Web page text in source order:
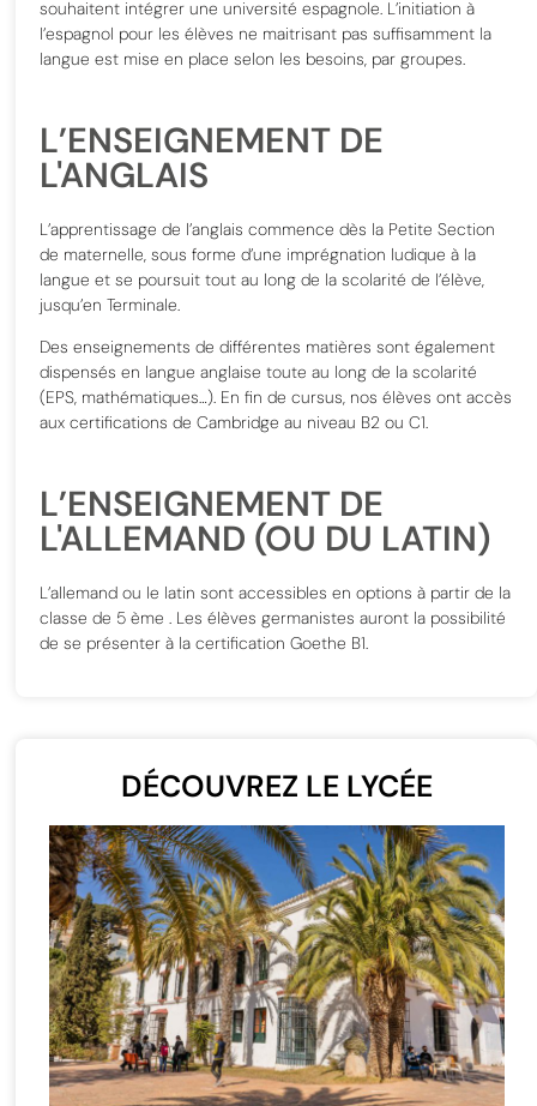
souhaitent intégrer une université espagnole. L’initiation à
l’espagnol pour les élèves ne maitrisant pas suffisamment la
langue est mise en place selon les besoins, par groupes.
L’ENSEIGNEMENT DE
L'ANGLAIS
L’apprentissage de l’anglais commence dès la Petite Section
de maternelle, sous forme d’une imprégnation ludique à la
langue et se poursuit tout au long de la scolarité de l’élève,
jusqu’en Terminale.
Des enseignements de différentes matières sont également
dispensés en langue anglaise toute au long de la scolarité
(EPS, mathématiques…). En fin de cursus, nos élèves ont accès
aux certifications de Cambridge au niveau B2 ou C1.
L’ENSEIGNEMENT DE
L'ALLEMAND (OU DU LATIN)
L’allemand ou le latin sont accessibles en options à partir de la
classe de 5 ème . Les élèves germanistes auront la possibilité
de se présenter à la certification Goethe B1.
DÉCOUVREZ LE LYCÉE